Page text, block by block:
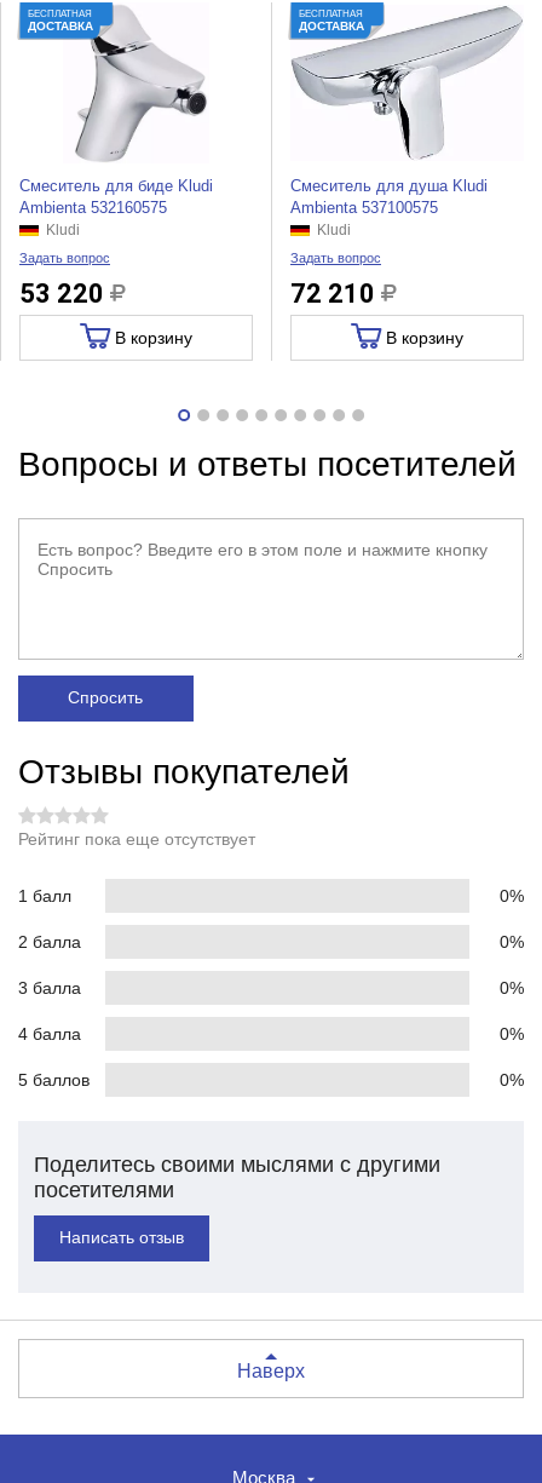
БЕСПЛАТНАЯ
ДОСТАВКА
Смеситель для биде Kludi
Ambienta 532160575
Kludi
Задать вопрос
53 220
В корзину
БЕСПЛАТНАЯ
ДОСТАВКА
Смеситель для душа Kludi
Ambienta 537100575
Kludi
Задать вопрос
72 210
В корзину
Вопросы и ответы посетителей
Спросить
Отзывы покупателей
Рейтинг пока еще отсутствует
1 балл 0%
2 балла 0%
3 балла 0%
4 балла 0%
5 баллов 0%
Поделитесь своими мыслями с другими
посетителями
Написать отзыв
Наверх
Москва